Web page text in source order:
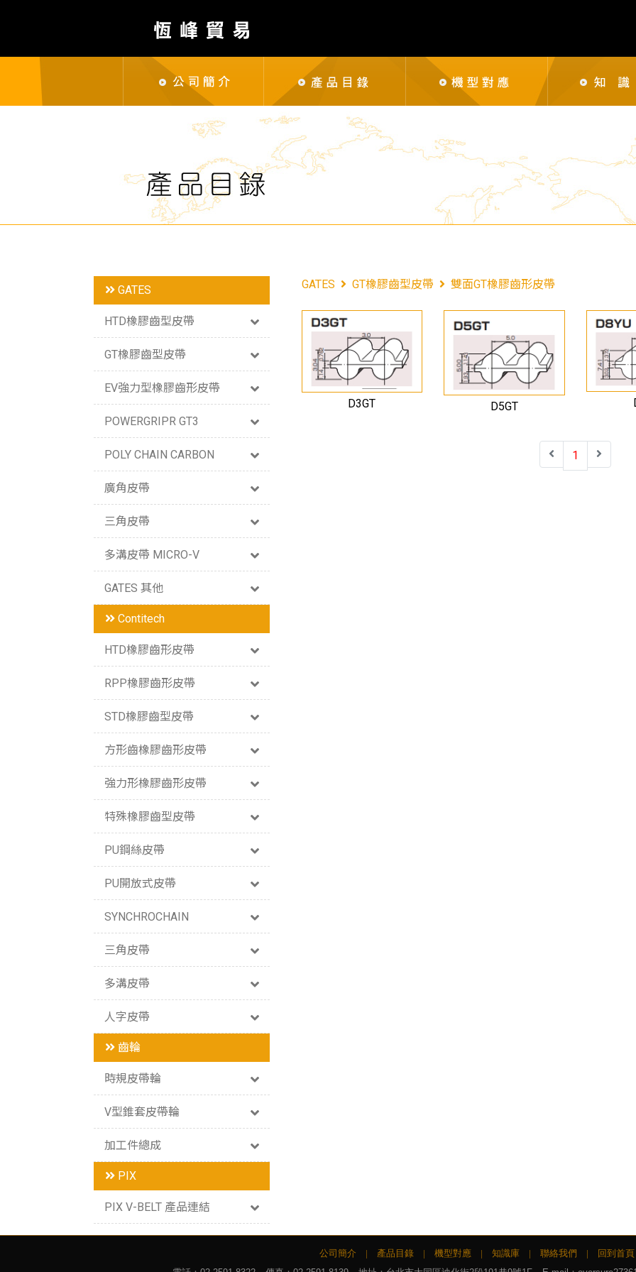
GATES
HTD橡膠齒型皮帶
GT橡膠齒型皮帶
EV強力型橡膠齒形皮帶
POWERGRIPR GT3
POLY CHAIN CARBON
廣角皮帶
三角皮帶
多溝皮帶 MICRO-V
GATES 其他
Contitech
HTD橡膠齒形皮帶
RPP橡膠齒形皮帶
STD橡膠齒型皮帶
方形齒橡膠齒形皮帶
強力形橡膠齒形皮帶
特殊橡膠齒型皮帶
PU鋼絲皮帶
PU開放式皮帶
SYNCHROCHAIN
三角皮帶
多溝皮帶
人字皮帶
齒輪
時規皮帶輪
V型錐套皮帶輪
加工件總成
PIX
PIX V-BELT 產品連結
GATES GT橡膠齒型皮帶 雙面GT橡膠齒形皮帶
D3GT D5GT
1
公司簡介 | 產品目錄 | 機型對應 | 知識庫 | 聯絡我們 |
回到首頁